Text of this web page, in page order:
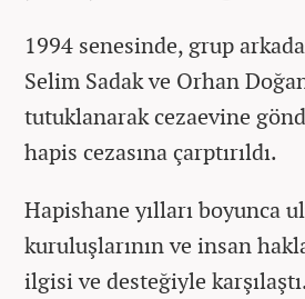
1994 senesinde, grup
Selim Sadak ve Orhan
tutuklanarak cezaevine
hapis cezasına çarptırıldı.
Hapishane yılları boyunca
kuruluşlarının ve insan
ilgisi ve desteğiyle